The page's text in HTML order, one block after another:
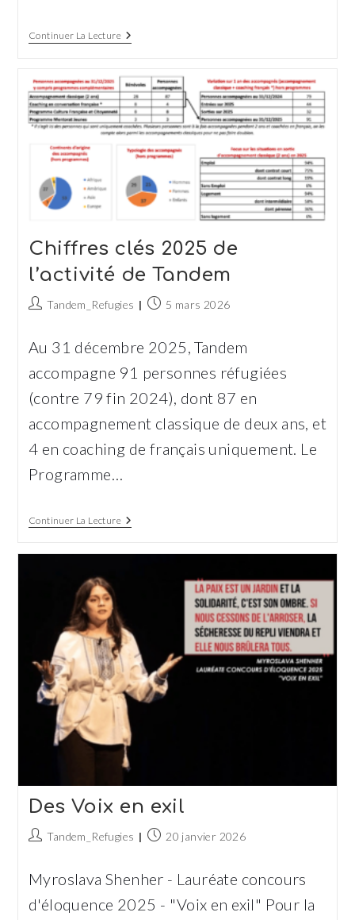
Continuer La LectureLes
Ateliers
De
Tandem :
Espaces
D’échange,
De
Réflexion
Et
Rire
Chiffres clés 2025 de
l’activité de Tandem
Auteur/autrice
publication :
Tandem_Refugies
Publication
5 mars 2026
Au 31 décembre 2025, Tandem
accompagne 91 personnes réfugiées
(contre 79 fin 2024), dont 87 en
accompagnement classique de deux ans, et
4 en coaching de français uniquement. Le
Programme…
Continuer La LectureChiffres
De
Des Voix en exil
Auteur/autrice
publication :
Tandem_Refugies
Publication
20 janvier 2026
Myroslava Shenher - Lauréate concours
d'éloquence 2025 - "Voix en exil" Pour la